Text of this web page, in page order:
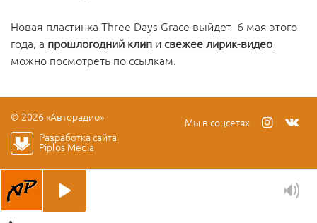
Новая пластинка Three Days Grace выйдет 6 мая этого
года, а прошлогодний клип и свежее лирик-видео
можно посмотреть по ссылкам.
© 2026 «Авторадио»
Мы в соцсетях
Разработка сайта
Piplos Media